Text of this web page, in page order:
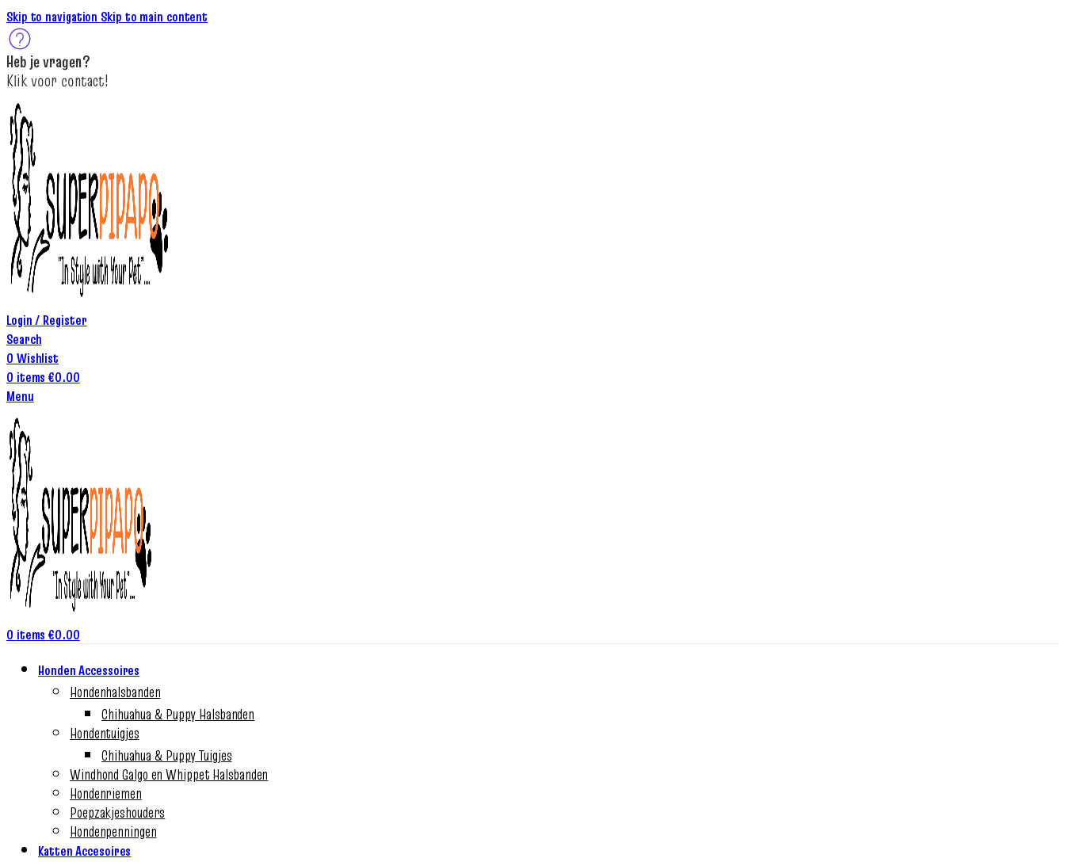
Skip to navigation Skip to main content
Heb jevragen?
Klikvoor contact!
Login / Register
Search
0 Wishlist
0 items €0.00
Menu
0 items €0.00
Honden Accessoires
Hondenhalsbanden
Chihuahua & Puppy Halsbanden
Hondentuigjes
Chihuahua & Puppy Tuigjes
Windhond Galgo en Whippet Halsbanden
Hondenriemen
Poepzakjeshouders
Hondenpenningen
Katten Accesoires